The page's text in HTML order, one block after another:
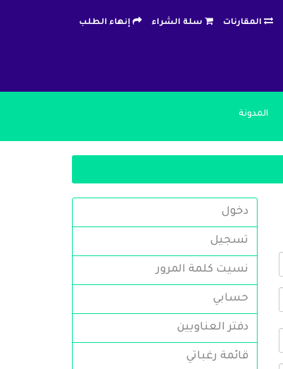
المقارنات سلة الشراء إنهاء الطلب
المدونة
دخول
تسجيل
نسيت كلمة المرور
حسابي
دفتر العناويين
قائمة رغباتي